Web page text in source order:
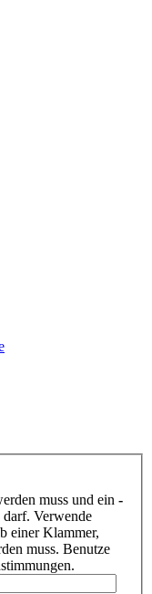
muss und ein -
Verwende
einer Klammer,
muss. Benutze